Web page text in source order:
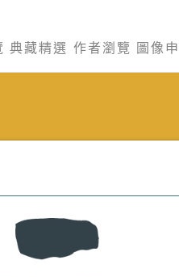
典藏精選 作者瀏覽 圖像